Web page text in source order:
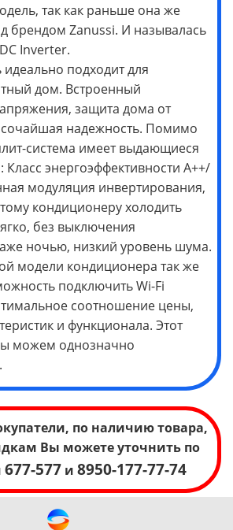
так как раньше она же
брендом Zanussi. И называлась
Inverter.
подходит для
дом. Встроенный
защита дома от
надежность. Помимо
система имеет выдающиеся
Класс энергоэффективности А++/
модуляция инвертирования,
кондиционеру холодить
без выключения
ночью, низкий уровень шума.
модели кондиционера так же
подключить Wi-Fi
соотношение цены,
и функционала. Этот
можем однозначно
по наличию товара,
Вы можете уточнить по
677-577 и 8950-177-77-74